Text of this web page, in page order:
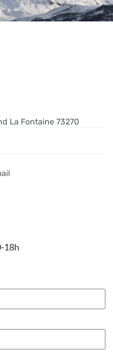
La Fontaine 73270
18h